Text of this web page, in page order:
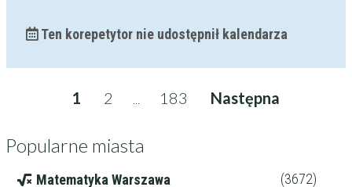
Ten korepetytor nie udostępnił kalendarza
1 2 ... 183 Następna
Popularne miasta
Matematyka Warszawa (3672)